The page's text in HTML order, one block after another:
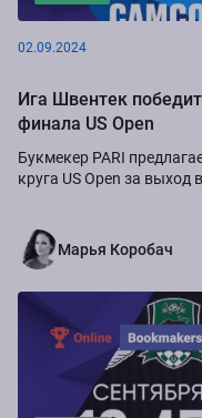
02.09.2024
Ига Швентек
финала US Open
Букмекер PARI
круга US Open за выход
Марья Коробач